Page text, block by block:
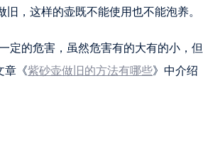
，这样的壶既不能使用也不能泡养。
定的危害，虽然危害有的大有的小，但
章《紫砂壶做旧的方法有哪些》中介绍